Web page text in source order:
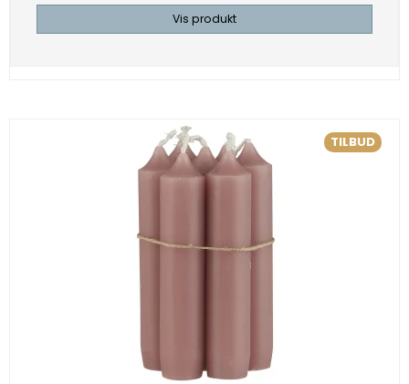
Vis produkt
TILBUD